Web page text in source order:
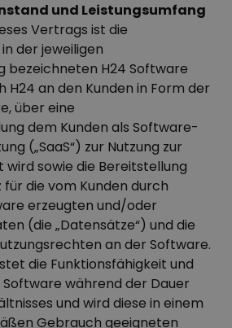
und Leistungsumfang
Vertrags ist die
der jeweiligen
bezeichneten H24 Software
H24 an den Kunden in Form der
über eine
dem Kunden als Software-
(„SaaS“) zur Nutzung zur
sowie die Bereitstellung
die vom Kunden durch
erzeugten und/oder
(die „Datensätze“) und die
an der Software.
die Funktionsfähigkeit und
während der Dauer
und wird diese in einem
Gebrauch geeigneten